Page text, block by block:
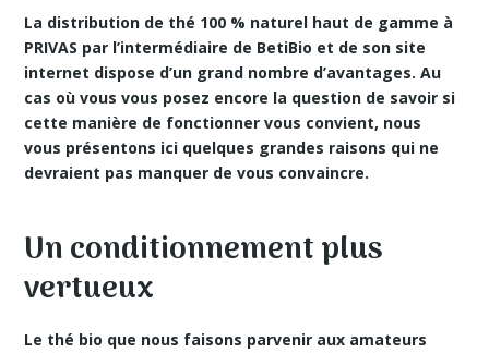
La distribution de thé 100 % naturel haut de gamme à
PRIVAS par l’intermédiaire de BetiBio et de son site
internet dispose d’un grand nombre d’avantages. Au
cas où vous vous posez encore la question de savoir si
cette manière de fonctionner vous convient, nous
vous présentons ici quelques grandes raisons qui ne
devraient pas manquer de vous convaincre.
Un conditionnement plus
vertueux
Le thé bio que nous faisons parvenir aux amateurs